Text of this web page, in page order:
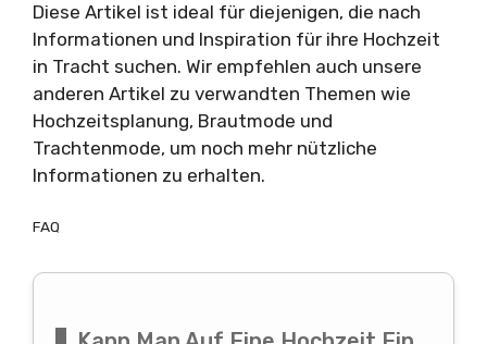
Diese Artikel ist ideal für diejenigen, die nach
Informationen und Inspiration für ihre Hochzeit
in Tracht suchen. Wir empfehlen auch unsere
anderen Artikel zu verwandten Themen wie
Hochzeitsplanung, Brautmode und
Trachtenmode, um noch mehr nützliche
Informationen zu erhalten.
FAQ